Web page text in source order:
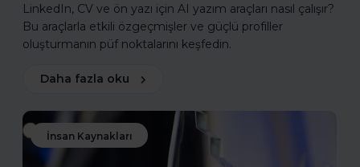
LinkedIn, CV ve ön yazı için AI yazım araçları nasıl çalışır?
Bu araçlarla etkili özgeçmişler ve güçlü profiller
oluşturmanın püf noktalarını keşfedin.
Daha fazla oku
İnsan Kaynakları